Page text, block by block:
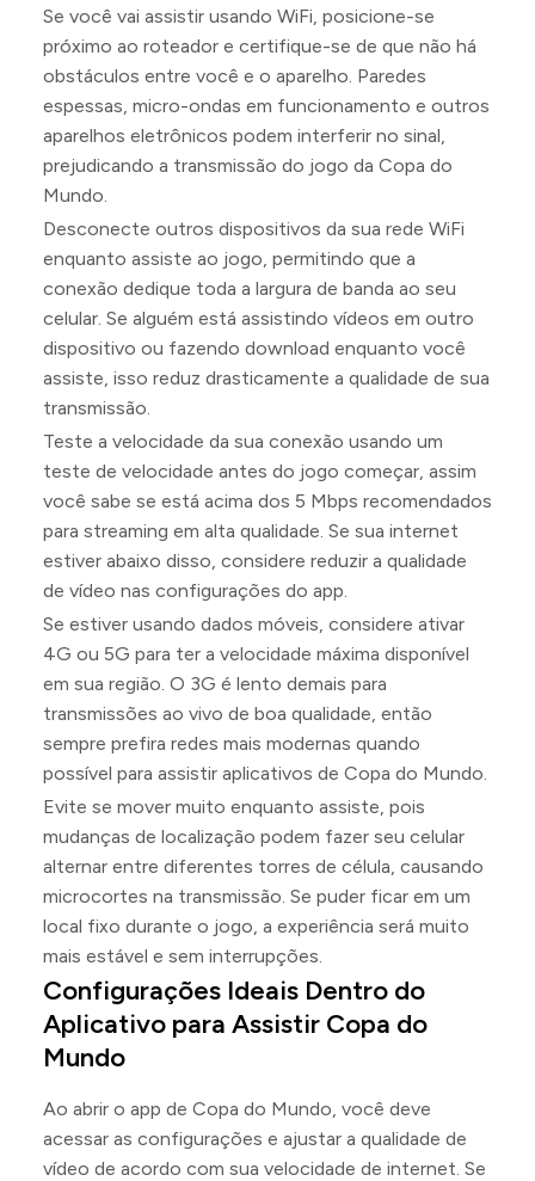
Se você vai assistir usando WiFi, posicione-se
próximo ao roteador e certifique-se de que não há
obstáculos entre você e o aparelho. Paredes
espessas, micro-ondas em funcionamento e outros
aparelhos eletrônicos podem interferir no sinal,
prejudicando a transmissão do jogo da Copa do
Mundo.
Desconecte outros dispositivos da sua rede WiFi
enquanto assiste ao jogo, permitindo que a
conexão dedique toda a largura de banda ao seu
celular. Se alguém está assistindo vídeos em outro
dispositivo ou fazendo download enquanto você
assiste, isso reduz drasticamente a qualidade de sua
transmissão.
Teste a velocidade da sua conexão usando um
teste de velocidade antes do jogo começar, assim
você sabe se está acima dos 5 Mbps recomendados
para streaming em alta qualidade. Se sua internet
estiver abaixo disso, considere reduzir a qualidade
de vídeo nas configurações do app.
Se estiver usando dados móveis, considere ativar
4G ou 5G para ter a velocidade máxima disponível
em sua região. O 3G é lento demais para
transmissões ao vivo de boa qualidade, então
sempre prefira redes mais modernas quando
possível para assistir aplicativos de Copa do Mundo.
Evite se mover muito enquanto assiste, pois
mudanças de localização podem fazer seu celular
alternar entre diferentes torres de célula, causando
microcortes na transmissão. Se puder ficar em um
local fixo durante o jogo, a experiência será muito
mais estável e sem interrupções.
Configurações Ideais Dentro do
Aplicativo para Assistir Copa do
Mundo
Ao abrir o app de Copa do Mundo, você deve
acessar as configurações e ajustar a qualidade de
vídeo de acordo com sua velocidade de internet. Se